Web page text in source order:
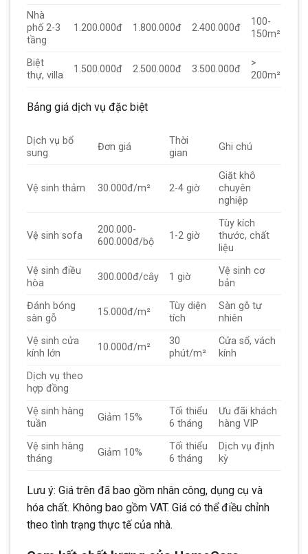
Nhà
phố 2-3
tầng
1.200.000đ 1.800.000đ 2.400.000đ
100-
150m²
Biệt
thự, villa
1.500.000đ 2.500.000đ 3.500.000đ
>
200m²
Bảng giá dịch vụ đặc biệt
Dịch vụ bổ
sung
Đơn giá
Thời
gian
Ghi chú
Vệ sinh thảm 30.000đ/m² 2-4 giờ
Giặt khô
chuyên
nghiệp
Vệ sinh sofa
200.000-
600.000đ/bộ
1-2 giờ
Tùy kích
thước, chất
liệu
Vệ sinh điều
hòa
300.000đ/cây 1 giờ
Vệ sinh cơ
bản
Đánh bóng
sàn gỗ
15.000đ/m²
Tùy diện
tích
Sàn gỗ tự
nhiên
Vệ sinh cửa
kính lớn
10.000đ/m²
30
phút/m²
Cửa sổ, vách
kính
Dịch vụ theo
hợp đồng
Vệ sinh hàng
tuần
Giảm 15%
Tối thiểu
6 tháng
Ưu đãi khách
hàng VIP
Vệ sinh hàng
tháng
Giảm 10%
Tối thiểu
6 tháng
Dịch vụ định
kỳ
Lưu ý: Giá trên đã bao gồm nhân công, dụng cụ và
hóa chất. Không bao gồm VAT. Giá có thể điều chỉnh
theo tình trạng thực tế của nhà.